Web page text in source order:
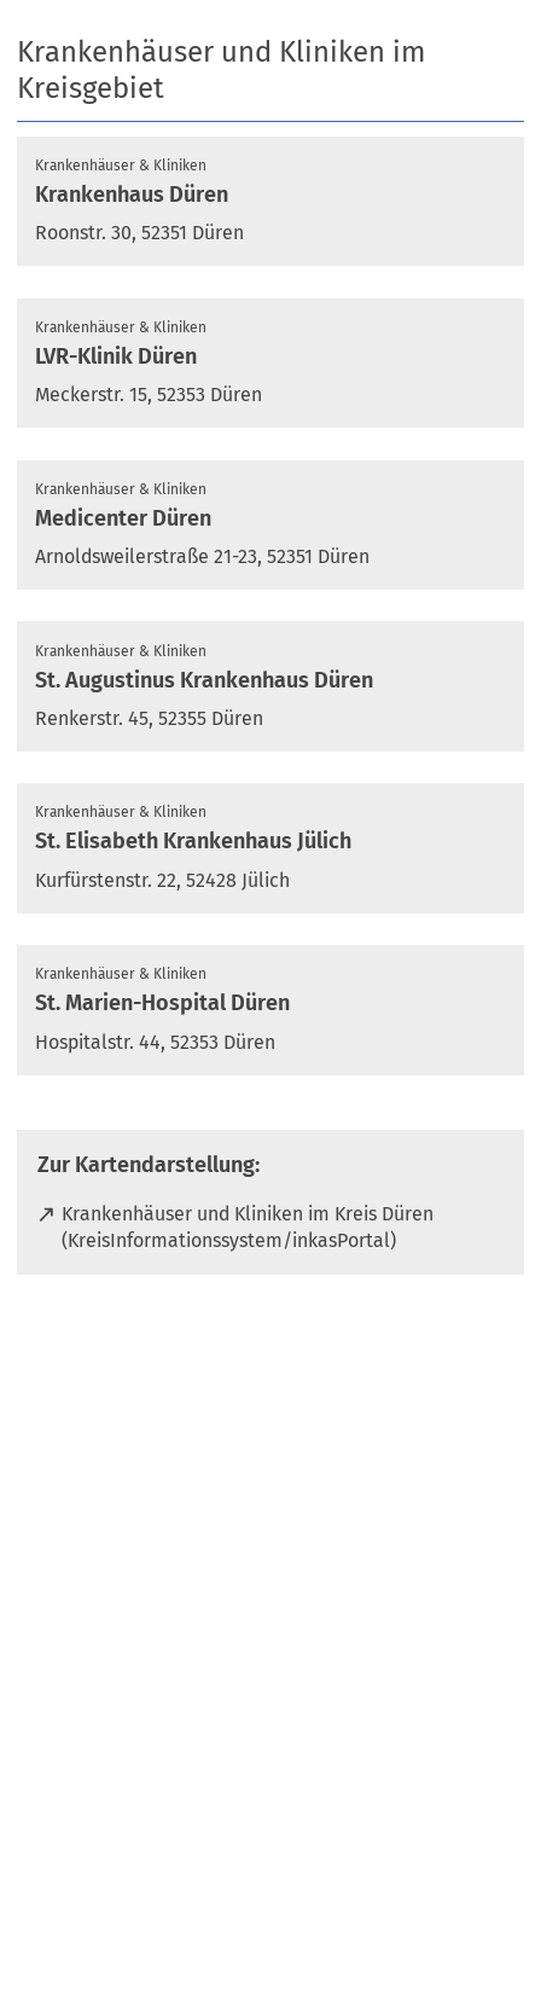
Krankenhäuser und Kliniken im
Kreisgebiet
Krankenhäuser & Kliniken
Krankenhaus Düren
Roonstr. 30, 52351 Düren
Krankenhäuser & Kliniken
LVR-Klinik Düren
Meckerstr. 15, 52353 Düren
Krankenhäuser & Kliniken
Medicenter Düren
Arnoldsweilerstraße 21-23, 52351 Düren
Krankenhäuser & Kliniken
St. Augustinus Krankenhaus Düren
Renkerstr. 45, 52355 Düren
Krankenhäuser & Kliniken
St. Elisabeth Krankenhaus Jülich
Kurfürstenstr. 22, 52428 Jülich
Krankenhäuser & Kliniken
St. Marien-Hospital Düren
Hospitalstr. 44, 52353 Düren
Zur Kartendarstellung:
Krankenhäuser und Kliniken im Kreis Düren
(KreisInformationssystem/inkasPortal)